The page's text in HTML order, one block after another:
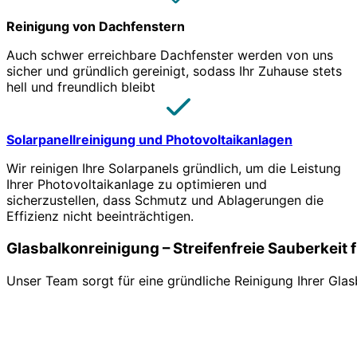
Reinigung von Dachfenstern
Auch schwer erreichbare Dachfenster werden von uns
sicher und gründlich gereinigt, sodass Ihr Zuhause stets
hell und freundlich bleibt
Solarpanellreinigung und Photovoltaikanlagen
Wir reinigen Ihre Solarpanels gründlich, um die Leistung
Ihrer Photovoltaikanlage zu optimieren und
sicherzustellen, dass Schmutz und Ablagerungen die
Effizienz nicht beeinträchtigen.
Glasbalkonreinigung – Streifenfreie Sauberkeit
Unser Team sorgt für eine gründliche Reinigung Ihrer